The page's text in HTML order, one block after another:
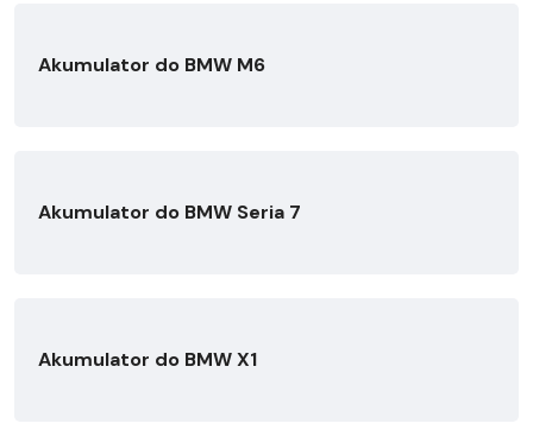
Akumulator do BMW M6
Akumulator do BMW Seria 7
Akumulator do BMW X1